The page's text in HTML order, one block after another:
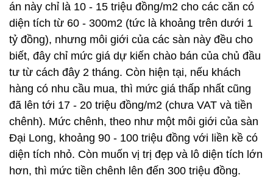
án này chỉ là 10 - 15 triệu đồng/m2 cho các căn có
diện tích từ 60 - 300m2 (tức là khoảng trên dưới 1
tỷ đồng), nhưng môi giới của các sàn này đều cho
biết, đây chỉ mức giá dự kiến chào bán của chủ đầu
tư từ cách đây 2 tháng. Còn hiện tại, nếu khách
hàng có nhu cầu mua, thì mức giá thấp nhất cũng
đã lên tới 17 - 20 triệu đồng/m2 (chưa VAT và tiền
chênh). Mức chênh, theo như một môi giới của sàn
Đại Long, khoảng 90 - 100 triệu đồng với liền kề có
diện tích nhỏ. Còn muốn vị trị đẹp và lô diện tích lớn
hơn, thì mức tiền chênh lên đến 300 triệu đồng.